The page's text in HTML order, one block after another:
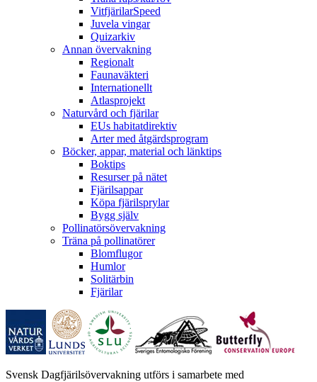
VitfjärilarSpeed
Juvela vingar
Quizarkiv
Annan övervakning
Regionalt
Faunaväkteri
Internationellt
Atlasprojekt
Naturvård och fjärilar
EUs habitatdirektiv
Arter med åtgärdsprogram
Böcker, appar, material och länktips
Boktips
Resurser på nätet
Fjärilsappar
Köpa fjärilsprylar
Bygg själv
Pollinatörsövervakning
Träna på pollinatörer
Blomflugor
Humlor
Solitärbin
Fjärilar
Svensk Dagfjärilsövervakning utförs i samarbete med